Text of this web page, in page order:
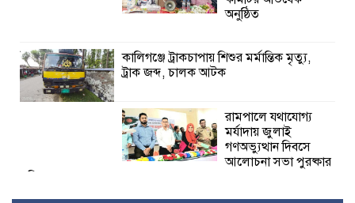
অনুষ্ঠিত
কালিগঞ্জে ট্রাকচাপায় শিশুর মর্মান্তিক মৃত্যু,
ট্রাক জব্দ, চালক আটক
রামপালে যথাযোগ্য
মর্যাদায় জুলাই
গণঅভ্যুত্থান দিবসে
আলোচনা সভা পুরষ্কার